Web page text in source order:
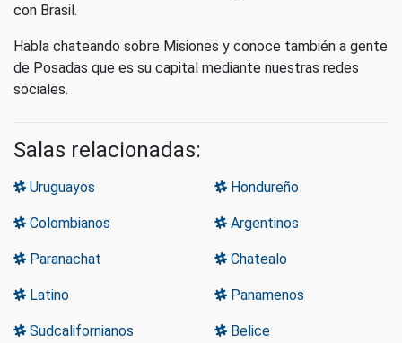
con Brasil.
Habla chateando sobre Misiones y conoce también a gente
de Posadas que es su capital mediante nuestras redes
sociales.
Salas relacionadas:
Uruguayos Hondureño
Colombianos Argentinos
Paranachat Chatealo
Latino Panamenos
Sudcalifornianos Belice